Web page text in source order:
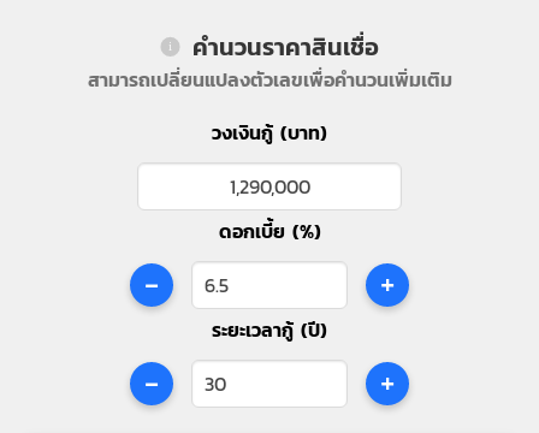
คำนวนราคาสินเชื่อ
สามารถเปลี่ยนแปลงตัวเลขเพื่อคำนวนเพิ่มเติม
วงเงินกู้ (บาท)
ดอกเบี้ย (%)
- +
ระยะเวลากู้ (ปี)
- +